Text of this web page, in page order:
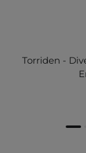
Torriden -